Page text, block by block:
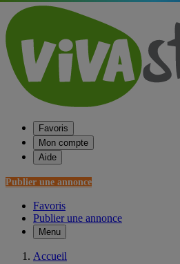
Favoris
Mon compte
Aide
Publier une annonce
Favoris
Publier une annonce
Menu
Accueil